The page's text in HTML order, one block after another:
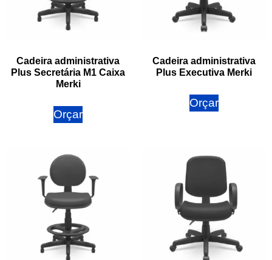
Cadeira administrativa
Plus Secretária M1 Caixa
Merki
Orçar
Cadeira administrativa
Plus Executiva Merki
Orçar